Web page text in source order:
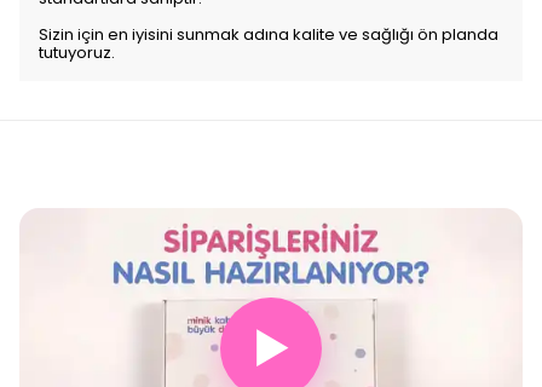
Sizin için en iyisini sunmak adına kalite ve sağlığı ön planda
tutuyoruz.
▶